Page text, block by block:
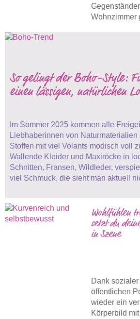
Wohnzimmer
So gelingt der Boho-Style:
einen lässigen, natürlichen
Im Sommer 2025 kommen alle
Liebhaberinnen von
Stoffen mit viel Volants modisch voll
Wallende Kleider und Maxiröcke in
Schnitten, Fransen, Wildleder,
viel Schmuck, die sieht man aktuell
Wohlfühlen
setzt du
in Szene
Dank
öffentlichen
wieder ein
Körperbild